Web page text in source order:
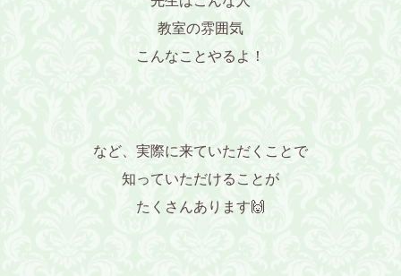
教室の雰囲気
こんなことやるよ！
など、実際に来ていただくことで
知っていただけることが
たくさんあります🙌